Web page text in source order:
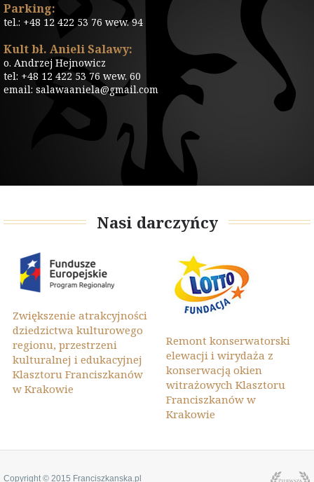
Parking:
tel.: +48 12 422 53 76 wew. 94
Kult bł. Anieli Salawy:
o. Andrzej Hejnowicz
tel: +48 12 422 53 76 wew. 60
email: salawaaniela@gmail.com
Nasi darczyńcy
Zwiększenie atrakcyjności
dziedzictwa kulturowego
regionu, przestrzeni
kulturalnej i edukacyjnej
Klasztoru Franciszkanów
w Krakowie
Remont konserwatorski
elewacji i wirydaża z
konserwacją okien
witrażowych Klasztoru
Franciszkanów w
Krakowie
Copyright © 2015 Franciszkanska.pl